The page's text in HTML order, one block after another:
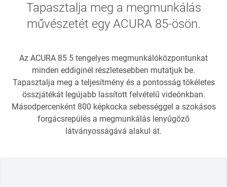
Tapasztalja meg a megmunkálás
művészetét egy ACURA 85-ösön.
Az ACURA 85 5 tengelyes megmunkálóközpontunkat
minden eddiginél részletesebben mutatjuk be.
Tapasztalja meg a teljesítmény és a pontosság tökéletes
összjátékát legújabb lassított felvételű videónkban.
Másodpercenként 800 képkocka sebességgel a szokásos
forgácsrepülés a megmunkálás lenyűgöző
látványosságává alakul át.